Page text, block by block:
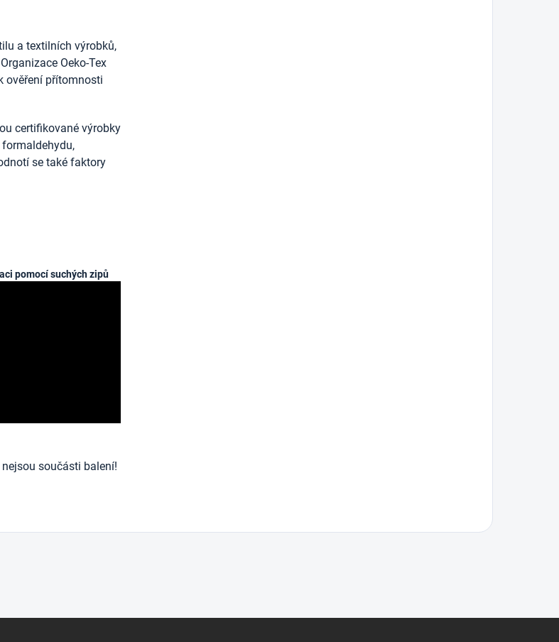
a textilních výrobků,
Oeko-Tex
ověření přítomnosti
certifikované výrobky
se také faktory
pomocí suchých zipů
součásti balení!